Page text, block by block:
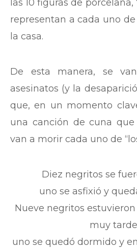
las 10 figuras de porcelana,
representan a cada uno
la casa.
De esta manera, se
asesinatos (y la
que, en un momento
una canción de cuna
van a morir cada uno de
Diez negritos se
uno se asfixió y
Nueve negritos
muy
uno se quedó dormido y